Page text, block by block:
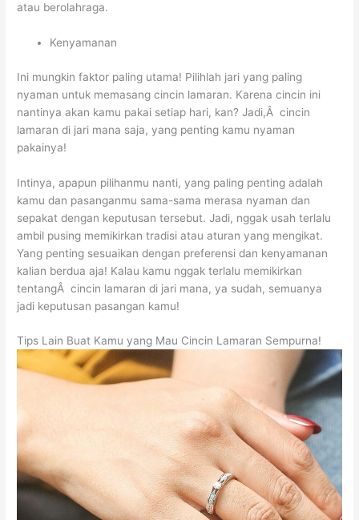
atau berolahraga.
Kenyamanan
Ini mungkin faktor paling utama! Pilihlah jari yang paling
nyaman untuk memasang cincin lamaran. Karena cincin ini
nantinya akan kamu pakai setiap hari, kan? Jadi,Â cincin
lamaran di jari mana saja, yang penting kamu nyaman
pakainya!
Intinya, apapun pilihanmu nanti, yang paling penting adalah
kamu dan pasanganmu sama-sama merasa nyaman dan
sepakat dengan keputusan tersebut. Jadi, nggak usah terlalu
ambil pusing memikirkan tradisi atau aturan yang mengikat.
Yang penting sesuaikan dengan preferensi dan kenyamanan
kalian berdua aja! Kalau kamu nggak terlalu memikirkan
tentangÂ cincin lamaran di jari mana, ya sudah, semuanya
jadi keputusan pasangan kamu!
Tips Lain Buat Kamu yang Mau Cincin Lamaran Sempurna!